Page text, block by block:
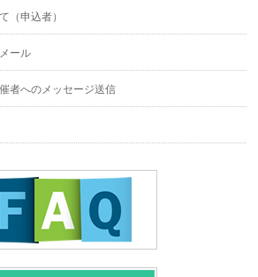
（申込者）
ール
者へのメッセージ送信